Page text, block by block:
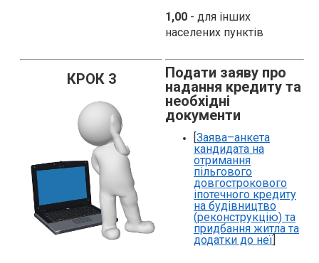
1,00 - для інших
населених пунктів
КРОК 3
Подати заяву про
надання кредиту та
необхідні
документи
[Заява–анкета
кандидата на
отримання
пільгового
довгострокового
іпотечного кредиту
на будівництво
(реконструкцію) та
придбання житла та
додатки до неї]